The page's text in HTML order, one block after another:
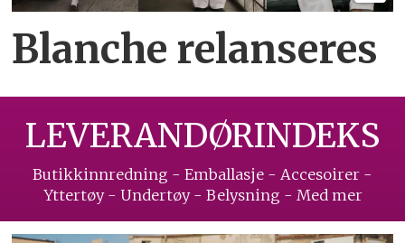
Blanche relanseres
LEVERANDØRINDEKS
Butikkinnredning - Emballasje - Accesoirer -
Yttertøy - Undertøy - Belysning - Med mer